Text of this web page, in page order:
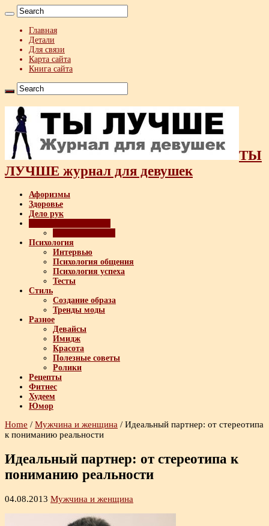
Главная
Детали
Для связи
Карта сайта
Книга сайта
ТЫ
ЛУЧШЕ журнал для девушек
Афоризмы
Здоровье
Дело рук
Психология
Интервью
Психология общения
Психология успеха
Тесты
Стиль
Создание образа
Тренды моды
Разное
Девайсы
Имидж
Красота
Полезные советы
Ролики
Рецепты
Фитнес
Худеем
Юмор
Home / Мужчина и женщина / Идеальный партнер: от стереотипа
к пониманию реальности
Идеальный партнер: от стереотипа к
пониманию реальности
04.08.2013 Мужчина и женщина